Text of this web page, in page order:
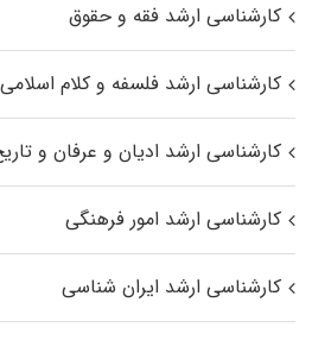
کارشناسی ارشد فقه و حقوق
کارشناسی ارشد فلسفه و کلام اسلامی
کارشناسی ارشد ادیان و عرفان و
کارشناسی ارشد امور فرهنگی
کارشناسی ارشد ایران شناسی